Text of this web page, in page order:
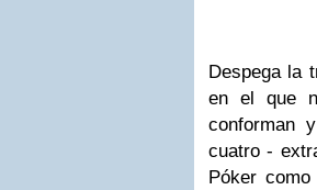
Despega la
en el que
conforman
cuatro -
Póker